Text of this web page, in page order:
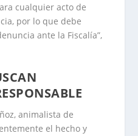
cualquier acto de
por lo que debe
ante la Fiscalía”,
animalista de
el hecho y